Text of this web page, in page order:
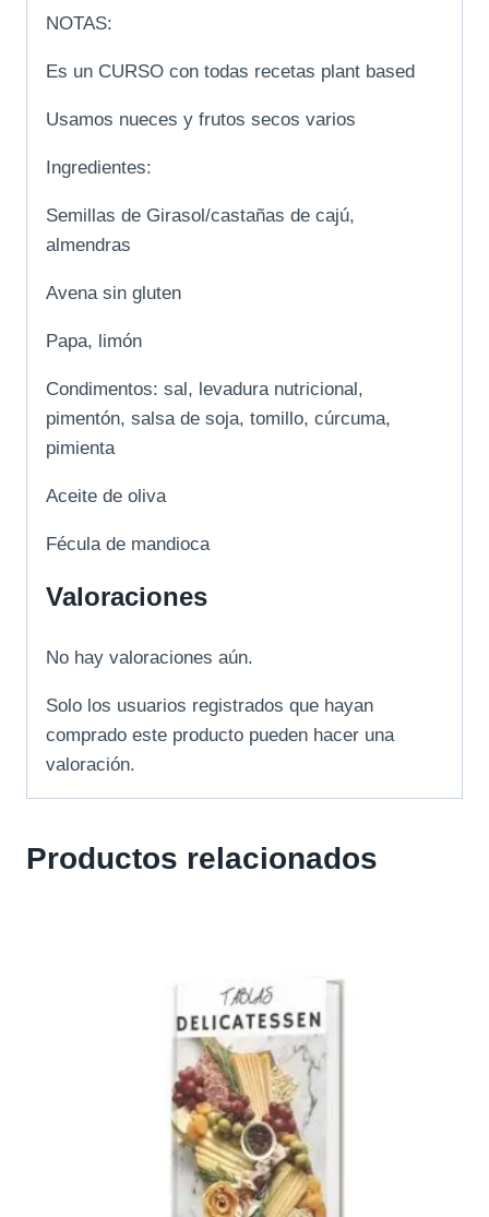
NOTAS:
Es un CURSO con todas recetas plant based
Usamos nueces y frutos secos varios
Ingredientes:
Semillas de Girasol/castañas de cajú,
almendras
Avena sin gluten
Papa, limón
Condimentos: sal, levadura nutricional,
pimentón, salsa de soja, tomillo, cúrcuma,
pimienta
Aceite de oliva
Fécula de mandioca
Valoraciones
No hay valoraciones aún.
Solo los usuarios registrados que hayan
comprado este producto pueden hacer una
valoración.
Productos relacionados